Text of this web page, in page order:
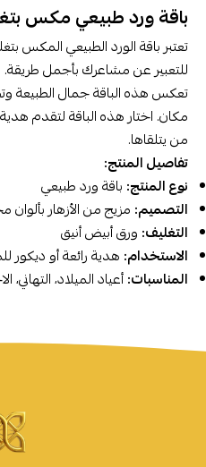
باقة ورد طبيعي مكس
تعتبر باقة الورد الطبيعي المكس
للتعبير عن مشاعرك بأجمل طريقة.
تعكس هذه الباقة جمال الطبيعة
مكان. اختار هذه الباقة لتقدم
من يتلقاها.
تفاصيل المنتج:
نوع المنتج: باقة ورد طبيعي
التصميم: مزيج من الأزهار بألوان
التغليف: ورق أبيض أنيق
الاستخدام: هدية رائعة أو ديكور
المناسبات:أعياد الميلاد،